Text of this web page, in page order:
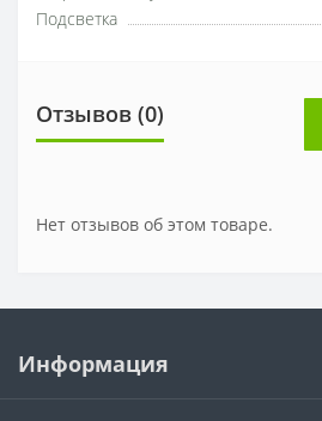
Подсветка
Отзывов (0)
Нет отзывов об этом товаре.
Информация